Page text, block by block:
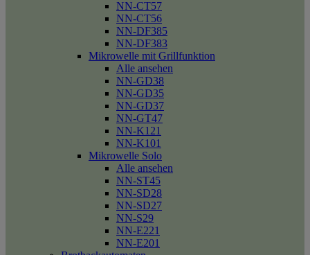
NN-CT57
NN-CT56
NN-DF385
NN-DF383
Mikrowelle mit Grillfunktion
Alle ansehen
NN-GD38
NN-GD35
NN-GD37
NN-GT47
NN-K121
NN-K101
Mikrowelle Solo
Alle ansehen
NN-ST45
NN-SD28
NN-SD27
NN-S29
NN-E221
NN-E201